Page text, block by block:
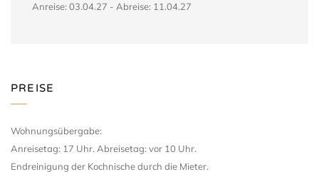
Anreise: 03.04.27 - Abreise: 11.04.27
PREISE
Wohnungsübergabe:
Anreisetag: 17 Uhr. Abreisetag: vor 10 Uhr.
Endreinigung der Kochnische durch die Mieter.